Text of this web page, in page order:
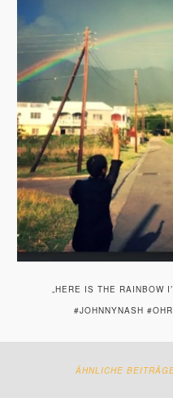
„HERE IS THE RAINBOW
#JOHNNYNASH
ÄHNLICHE